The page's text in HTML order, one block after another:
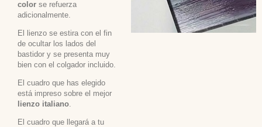
color se refuerza
adicionalmente.
El lienzo se estira con el fin
de ocultar los lados del
bastidor y se presenta muy
bien con el colgador incluido.
El cuadro que has elegido
está impreso sobre el mejor
lienzo italiano
El cuadro que llegará a tu